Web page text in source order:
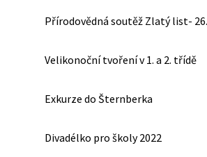
Přírodovědná soutěž Zlatý list- 26.
Velikonoční tvoření v 1. a 2. třídě
Exkurze do Šternberka
Divadélko pro školy 2022